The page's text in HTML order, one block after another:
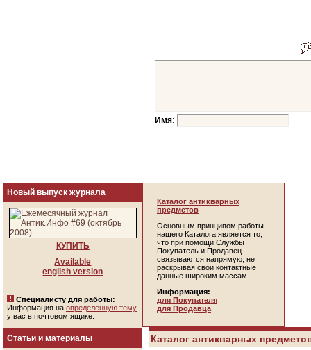
Имя:
Новый выпуск журнала
КУПИТЬ
Available
english version
Специалисту для работы:
Информация на определенную тему
у вас в почтовом ящике.
Статьи и материалы
Каталог антикварных
предметов
Основным принципом работы
нашего Каталога является то,
что при помощи Службы
Покупатель и Продавец
связываются напрямую, не
раскрывая свои контактные
данные широким массам.
Информация:
для Покупателя
для Продавца
Каталог антикварных